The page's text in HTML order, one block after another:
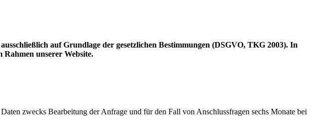
auf Grundlage der gesetzlichen Bestimmungen (DSGVO, TKG 2003). In
unserer Website.
zwecks Bearbeitung der Anfrage und für den Fall von Anschlussfragen sechs Monate bei